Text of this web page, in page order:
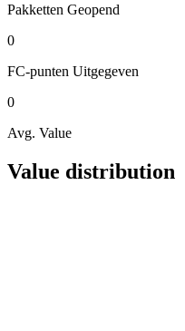
Pakketten Geopend
0
FC-punten Uitgegeven
0
Avg. Value
Value distribution